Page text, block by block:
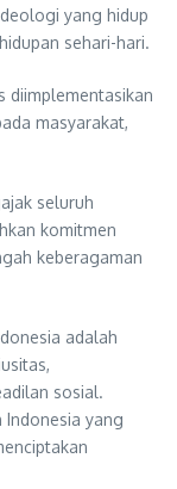
yang hidup
sehari-hari.
diimplementasikan
masyarakat,
seluruh
komitmen
keberagaman
adalah
sosial.
Indonesia yang